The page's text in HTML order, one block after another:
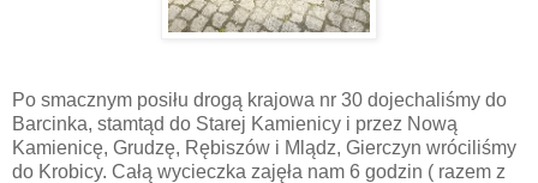
Po smacznym posiłu drogą krajowa nr 30 dojechaliśmy do
Barcinka, stamtąd do Starej Kamienicy i przez Nową
Kamienicę, Grudzę, Rębiszów i Mlądz, Gierczyn wróciliśmy
do Krobicy. Całą wycieczka zajęła nam 6 godzin ( razem z